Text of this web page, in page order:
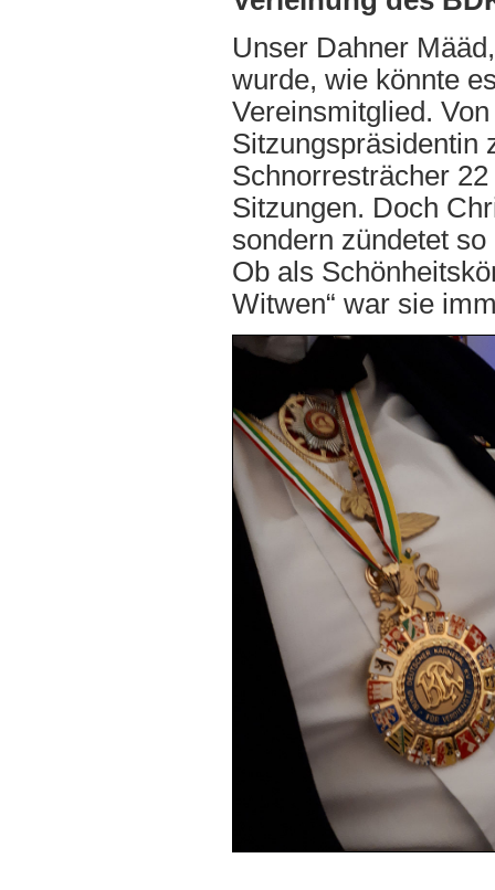
Unser Dahner
wurde, wie könnte
Vereinsmitglied.
Sitzungspräsidentin
Schnorresträcher
Sitzungen. Doch
sondern zündetet
Ob als
Witwen“ war sie